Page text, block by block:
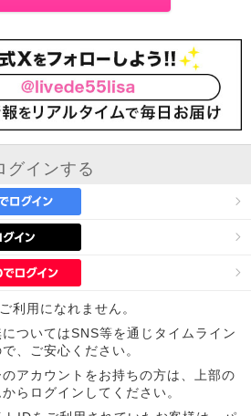
グインする
利用になれません。
ついてはSNS等を通じタイムライン
、ご安心ください。
アカウントをお持ちの方は、上部の
らログインしてください。